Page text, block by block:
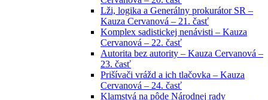
Lži, logika a Generálny prokurátor SR –
Kauza Cervanová – 21. časť
Komplex sadistickej nenávisti – Kauza
Cervanová – 22. časť
Autorita bez autority – Kauza Cervanová –
23. časť
Prišívači vrážd a ich tlačovka – Kauza
Cervanová – 24. časť
Klamstvá na pôde Národnej rady